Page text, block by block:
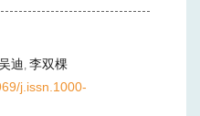
迪, 李双棵
j.issn.1000-